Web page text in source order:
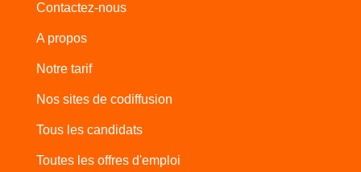
Contactez-nous
A propos
Notre tarif
Nos sites de codiffusion
Tous les candidats
Toutes les offres d'emploi